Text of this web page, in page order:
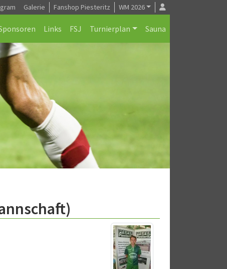
Galerie Fanshop Piesteritz WM 2026
Links FSJ Turnierplan Sauna